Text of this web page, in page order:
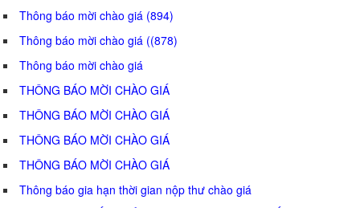
Thông báo mời chào giá (894)
Thông báo mời chào giá ((878)
Thông báo mời chào giá
THÔNG BÁO MỜI CHÀO GIÁ
THÔNG BÁO MỜI CHÀO GIÁ
THÔNG BÁO MỜI CHÀO GIÁ
THÔNG BÁO MỜI CHÀO GIÁ
Thông báo gia hạn thời gian nộp thư chào giá